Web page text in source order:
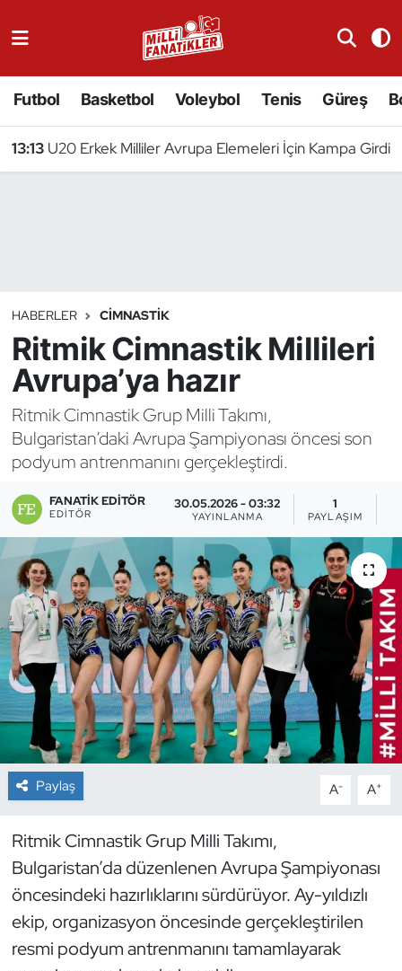
Futbol Basketbol Voleybol Tenis Güreş
13:13 U20 Erkek Milliler Avrupa Elemeleri İçin Kampa Girdi
HABERLER CIMNASTIK
Ritmik Cimnastik Millileri
Avrupa’ya hazır
Ritmik Cimnastik Grup Milli Takımı,
Bulgaristan’daki Avrupa Şampiyonası öncesi son
podyum antrenmanını gerçekleştirdi.
FANATIK EDITÖR
EDITÖR
30.05.2026 - 03:32
YAYINLANMA
1
PAYLAŞIM
Paylaş A- A+
Ritmik Cimnastik Grup Milli Takımı,
Bulgaristan’da düzenlenen Avrupa Şampiyonası
öncesindeki hazırlıklarını sürdürüyor. Ay-yıldızlı
ekip, organizasyon öncesinde gerçekleştirilen
resmi podyum antrenmanını tamamlayarak
Badminton
Binicilik
Bisiklet
Bocce Bowling Dart
Buz Hokeyi
Buz Pateni
Çim Hokeyi
Cimnastik
Curling
Dağcılık
Dans Sporları
Dövüş Sanatı
E-Spor